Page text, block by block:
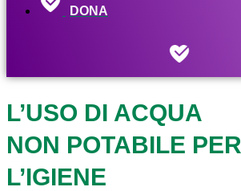
DONA
L’USO DI ACQUA
NON POTABILE PER
L’IGIENE